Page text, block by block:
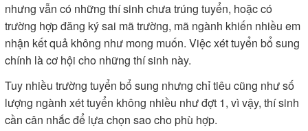
nhưng vẫn có những thí sinh chưa trúng tuyển, hoặc có
trường hợp đăng ký sai mã trường, mã ngành khiến nhiều em
nhận kết quả không như mong muốn. Việc xét tuyển bổ sung
chính là cơ hội cho những thí sinh này.
Tuy nhiều trường tuyển bổ sung nhưng chỉ tiêu cũng như số
lượng ngành xét tuyển không nhiều như đợt 1, vì vậy, thí sinh
cần cân nhắc để lựa chọn sao cho phù hợp.